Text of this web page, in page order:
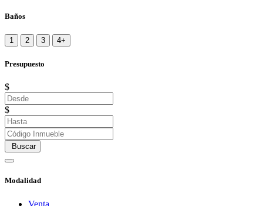
Baños
1 2 3 4+
Presupuesto
$
$
Buscar
Modalidad
Venta